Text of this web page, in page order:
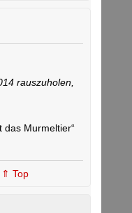
rauszuholen,
das Murmeltier“
⇑ Top